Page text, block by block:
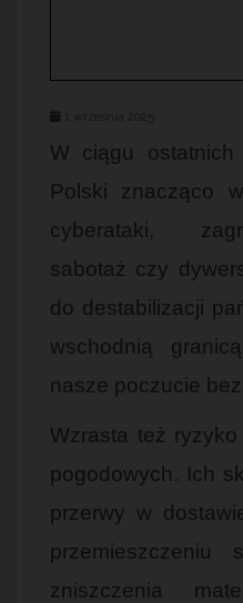
1 września 2025
W ciągu
Polski znacząco
cyberataki,
sabotaż czy
do destabilizacji
wschodnią
nasze poczucie
Wzrasta też
pogodowych. Ich
przerwy w
przemieszczeniu
zniszczenia